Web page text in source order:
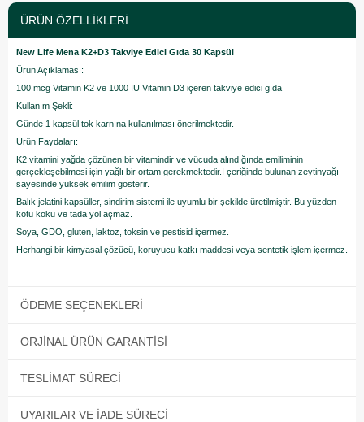
ÜRÜN ÖZELLIKLERI
New Life Mena K2+D3 Takviye Edici Gıda 30 Kapsül
Ürün Açıklaması:
100 mcg Vitamin K2 ve 1000 IU Vitamin D3 içeren takviye edici gıda
Kullanım Şekli:
Günde 1 kapsül tok karnına kullanılması önerilmektedir.
Ürün Faydaları:
K2 vitamini yağda çözünen bir vitamindir ve vücuda alındığında emiliminin
gerçekleşebilmesi için yağlı bir ortam gerekmektedir.İ çeriğinde bulunan zeytinyağı
sayesinde yüksek emilim gösterir.
Balık jelatini kapsüller, sindirim sistemi ile uyumlu bir şekilde üretilmiştir. Bu yüzden
kötü koku ve tada yol açmaz.
Soya, GDO, gluten, laktoz, toksin ve pestisid içermez.
Herhangi bir kimyasal çözücü, koruyucu katkı maddesi veya sentetik işlem içermez.
ÖDEME SEÇENEKLERI
ORJINAL ÜRÜN GARANTISI
TESLIMAT SÜRECI
UYARILAR VE İADE SÜRECI